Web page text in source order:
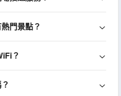
門景點？
？